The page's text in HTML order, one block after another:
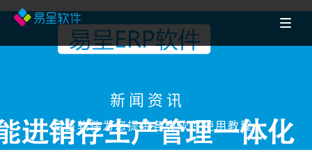
新闻资讯
易呈软件为您提供各类软件使用教程